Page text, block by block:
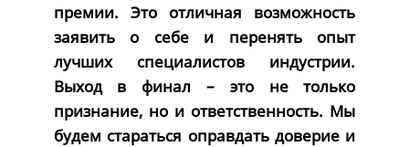
премии. Это отличная возможность
заявить о себе и перенять опыт
лучших специалистов индустрии.
Выход в финал – это не только
признание, но и ответственность. Мы
будем стараться оправдать доверие и